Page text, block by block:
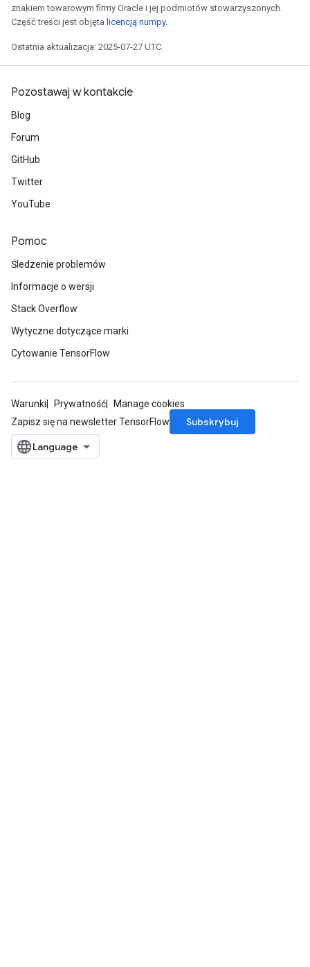
znakiem towarowym firmy Oracle i jej podmiotów stowarzyszonych.
Część treści jest objęta licencją numpy.
Ostatnia aktualizacja: 2025-07-27 UTC.
Pozostawaj w kontakcie
Blog
Forum
GitHub
Twitter
YouTube
Pomoc
Śledzenie problemów
Informacje o wersji
Stack Overflow
Wytyczne dotyczące marki
Cytowanie TensorFlow
Warunki Prywatność
Manage cookies
Zapisz się na newsletter TensorFlow
Subskrybuj